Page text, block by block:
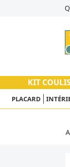
KIT
PLACARD